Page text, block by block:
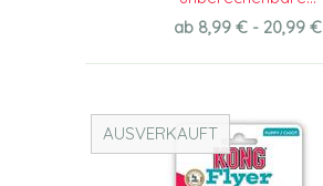
ab 8,99 € - 20,99 €
AUSVERKAUFT